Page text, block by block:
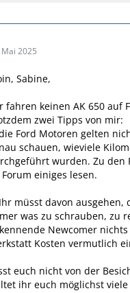
2025
Sabine,
fahren keinen AK 650 auf
zwei Tipps von mir:
Ford Motoren gelten
schauen, wieviele
wurden. Zu den
einiges lesen.
müsst davon ausgehen,
was zu schrauben, zu
Newcomer
Kosten vermutlich
euch nicht von der
ihr euch möglichst